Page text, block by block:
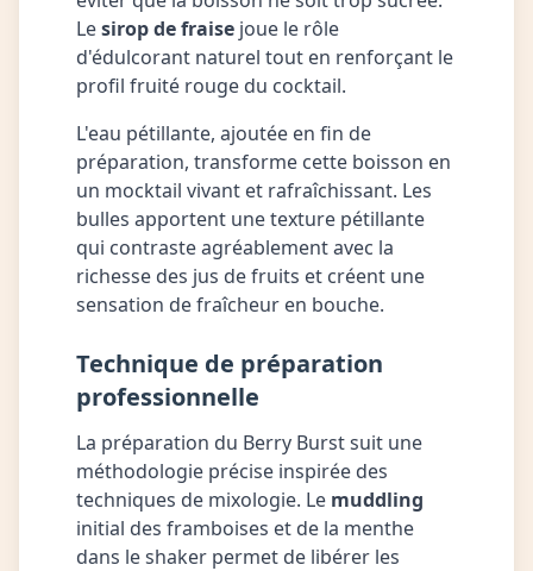
Lesirop de fraise joue le rôle
d'édulcorant naturel tout en renforçant le
profil fruité rouge du cocktail.
L'eau pétillante, ajoutée en fin de
préparation, transforme cette boisson en
un mocktail vivant et rafraîchissant. Les
bulles apportent une texture pétillante
qui contraste agréablement avec la
richesse des jus de fruits et créent une
sensation de fraîcheur en bouche.
Technique de préparation
professionnelle
La préparation du Berry Burst suit une
méthodologie précise inspirée des
techniques de mixologie. Le muddling
initial des framboises et de la menthe
dans le shaker permet de libérer les